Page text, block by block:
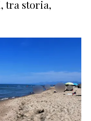
tra storia,